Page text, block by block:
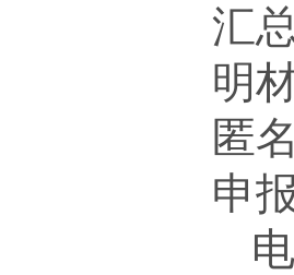
汇
明
匿
申